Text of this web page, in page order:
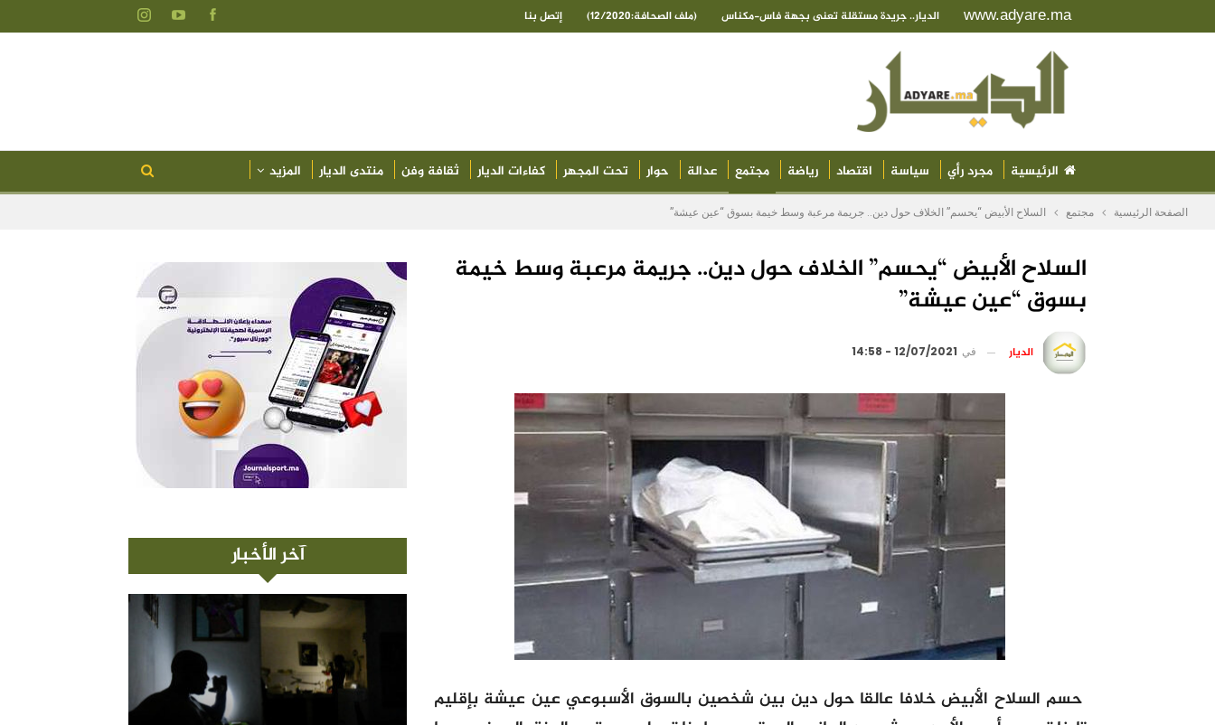
www.adyare.ma الديار.. جريدة مستقلة تعنى بجهة فاس-مكناس (ملف الصحافة:12/2020) إتصل بنا
الرئيسية مجرد رأي سياسة اقتصاد رياضة مجتمع عدالة حوار تحت المجهر كفاءات الديار ثقافة وفن منتدى الديار المزيد
الصفحة الرئيسية مجتمع السلاح الأبيض “يحسم” الخلاف حول دين.. جريمة مرعبة وسط خيمة بسوق “عين عيشة”
السلاح الأبيض “يحسم” الخلاف حول دين.. جريمة مرعبة وسط خيمة
بسوق “عين عيشة”
الديار في 12/07/2021 - 14:58
حسم السلاح الأبيض خلافا عالقا حول دين بين شخصين بالسوق الأسبوعي عين عيشة بإقليم
آخر الأخبار